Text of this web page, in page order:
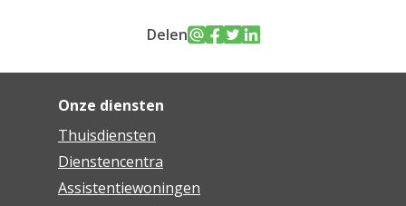
Delen
Onze diensten
Thuisdiensten
Dienstencentra
Assistentiewoningen